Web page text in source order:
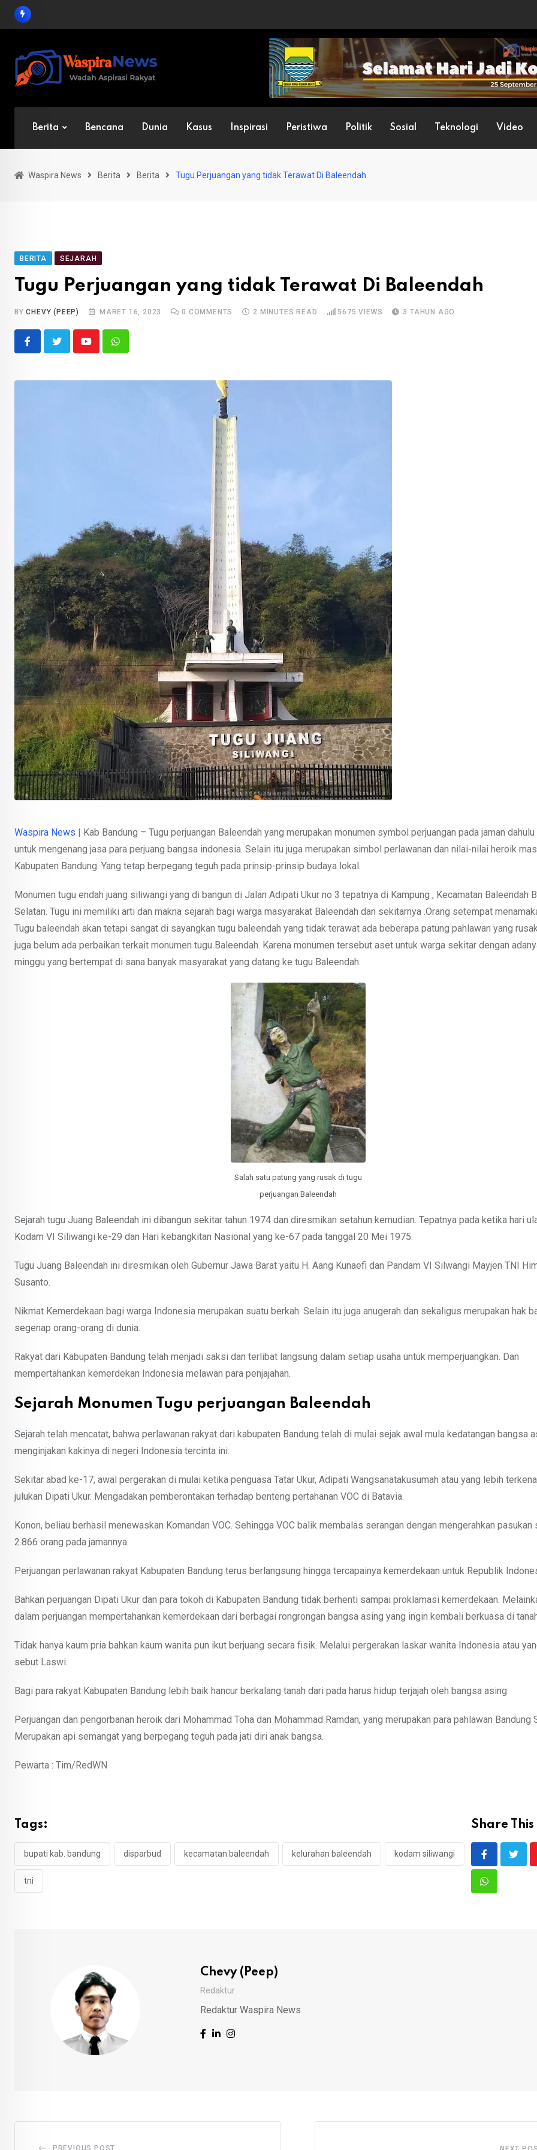
Skip
Berita Bencana Dunia Kasus Inspirasi Peristiwa Politik Sosial Teknologi Video
Waspira News Berita Berita Tugu Perjuangan yang tidak Terawat Di Baleendah
BERITA SEJARAH
Tugu Perjuangan yang tidak Terawat Di Baleendah
BYCHEVY (PEEP) MARET 16, 2023 0 COMMENTS 2 MINUTES READ 5675 VIEWS 3 TAHUN AGO
YoutubeWhatsapp
Waspira News | Kab Bandung – Tugu perjuangan Baleendah yang merupakan monumen symbol perjuangan pada jaman
untuk mengenang jasa para perjuang bangsa indonesia. Selain itu juga merupakan simbol perlawanan dan nilai-nilai heroik
Kabupaten Bandung. Yang tetap berpegang teguh pada prinsip-prinsip budaya lokal.
Monumen tugu endah juang siliwangi yang di bangun di Jalan Adipati Ukur no 3 tepatnya di Kampung , Kecamatan Baleendah
Selatan. Tugu ini memiliki arti dan makna sejarah bagi warga masyarakat Baleendah dan sekitarnya .Orang setempat
Tugu baleendah akan tetapi sangat di sayangkan tugu baleendah yang tidak terawat ada beberapa patung pahlawan yang
juga belum ada perbaikan terkait monumen tugu Baleendah. Karena monumen tersebut aset untuk warga sekitar dengan
minggu yang bertempat di sana banyak masyarakat yang datang ke tugu Baleendah.
Salah satu patung yang rusak di tugu
perjuangan Baleendah
Sejarah tugu Juang Baleendah ini dibangun sekitar tahun 1974 dan diresmikan setahun kemudian. Tepatnya pada ketika hari
Kodam VI Siliwangi ke-29 dan Hari kebangkitan Nasional yang ke-67 pada tanggal 20 Mei 1975.
Tugu Juang Baleendah ini diresmikan oleh Gubernur Jawa Barat yaitu H. Aang Kunaefi dan Pandam VI Silwangi Mayjen TNI
Susanto.
Nikmat Kemerdekaan bagi warga Indonesia merupakan suatu berkah. Selain itu juga anugerah dan sekaligus merupakan hak
segenap orang-orang di dunia.
Rakyat dari Kabupaten Bandung telah menjadi saksi dan terlibat langsung dalam setiap usaha untuk memperjuangkan. Dan
mempertahankan kemerdekan Indonesia melawan para penjajahan.
Sejarah Monumen Tugu perjuangan Baleendah
Sejarah telah mencatat, bahwa perlawanan rakyat dari kabupaten Bandung telah di mulai sejak awal mula kedatangan bangsa
menginjakan kakinya di negeri Indonesia tercinta ini.
Sekitar abad ke-17, awal pergerakan di mulai ketika penguasa Tatar Ukur, Adipati Wangsanatakusumah atau yang lebih
julukan Dipati Ukur. Mengadakan pemberontakan terhadap benteng pertahanan VOC di Batavia.
Konon, beliau berhasil menewaskan Komandan VOC. Sehingga VOC balik membalas serangan dengan mengerahkan pasukan
2.866 orang pada jamannya.
Perjuangan perlawanan rakyat Kabupaten Bandung terus berlangsung hingga tercapainya kemerdekaan untuk Republik
Bahkan perjuangan Dipati Ukur dan para tokoh di Kabupaten Bandung tidak berhenti sampai proklamasi kemerdekaan.
dalam perjuangan mempertahankan kemerdekaan dari berbagai rongrongan bangsa asing yang ingin kembali berkuasa di
Tidak hanya kaum pria bahkan kaum wanita pun ikut berjuang secara fisik. Melalui pergerakan laskar wanita Indonesia atau
sebut Laswi.
Bagi para rakyat Kabupaten Bandung lebih baik hancur berkalang tanah dari pada harus hidup terjajah oleh bangsa asing.
Perjuangan dan pengorbanan heroik dari Mohammad Toha dan Mohammad Ramdan, yang merupakan para pahlawan Bandung
Merupakan api semangat yang berpegang teguh pada jati diri anak bangsa.
Pewarta : Tim/RedWN
Tags:
bupati kab. bandung disparbud kecamatan baleendah kelurahan baleendah kodam siliwangi
tni
Share This
Whatsapp
Chevy (Peep)
Redaktur
Redaktur Waspira News
PREVIOUS POST